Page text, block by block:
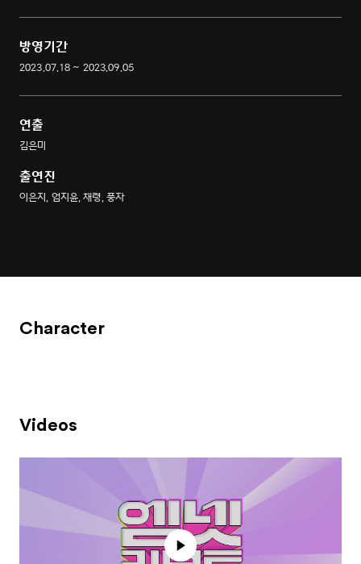
방영기간
2023.07.18 ~ 2023.09.05
연출
김은미
출연진
이은지, 엄지윤, 채령, 풍자
Character
Videos